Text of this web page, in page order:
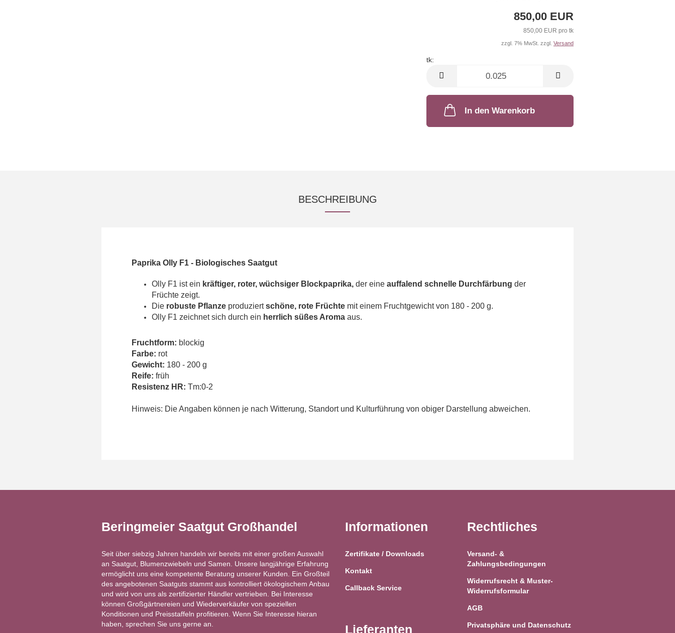
850,00 EUR
850,00 EUR pro tk
zzgl. 7% MwSt. zzgl. Versand
tk:
In den Warenkorb
BESCHREIBUNG
Paprika Olly F1 - Biologisches Saatgut
Olly F1 ist ein kräftiger, roter, wüchsiger Blockpaprika, der eine auffalend schnelle Durchfärbung der
Früchte zeigt.
Die robuste Pflanze produziertschöne, rote Früchte mit einem Fruchtgewicht von 180 - 200 g.
Olly F1 zeichnet sich durch ein herrlich süßes Aroma aus.
Fruchtform: blockig
Farbe: rot
Gewicht: 180 - 200 g
Reife: früh
Resistenz HR: Tm:0-2
Hinweis: Die Angaben können je nach Witterung, Standort und Kulturführung von obiger Darstellung abweichen.
Beringmeier Saatgut Großhandel
Seit über siebzig Jahren handeln wir bereits mit einer großen Auswahl
an Saatgut, Blumenzwiebeln und Samen. Unsere langjährige Erfahrung
ermöglicht uns eine kompetente Beratung unserer Kunden. Ein Großteil
des angebotenen Saatguts stammt aus kontrolliert ökologischem Anbau
und wird von uns als zertifizierter Händler vertrieben. Bei Interesse
können Großgärtnereien und Wiederverkäufer von speziellen
Konditionen und Preisstaffeln profitieren. Wenn Sie Interesse hieran
haben, sprechen Sie uns gerne an.
Informationen
Zertifikate / Downloads
Kontakt
Callback Service
Lieferanten
Rechtliches
Versand- &
Zahlungsbedingungen
Widerrufsrecht & Muster-
Widerrufsformular
AGB
Privatsphäre und Datenschutz